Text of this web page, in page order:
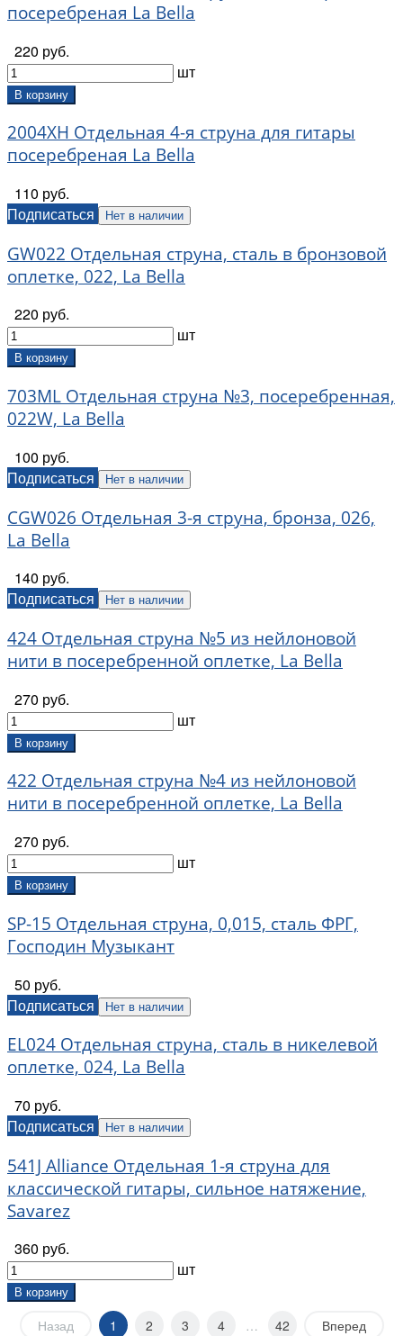
посеребреная La Bella
220 руб.
шт
В корзину
2004XH Отдельная 4-я струна для гитары
посеребреная La Bella
110 руб.
Подписаться
Нет в наличии
GW022 Отдельная струна, сталь в бронзовой
оплетке, 022, La Bella
220 руб.
шт
В корзину
703ML Отдельная струна №3, посеребренная,
022W, La Bella
100 руб.
Подписаться
Нет в наличии
CGW026 Отдельная 3-я струна, бронза, 026,
La Bella
140 руб.
Подписаться
Нет в наличии
424 Отдельная струна №5 из нейлоновой
нити в посеребренной оплетке, La Bella
270 руб.
шт
В корзину
422 Отдельная струна №4 из нейлоновой
нити в посеребренной оплетке, La Bella
270 руб.
шт
В корзину
SP-15 Отдельная струна, 0,015, сталь ФРГ,
Господин Музыкант
50 руб.
Подписаться
Нет в наличии
EL024 Отдельная струна, сталь в никелевой
оплетке, 024, La Bella
70 руб.
Подписаться
Нет в наличии
541J Alliance Отдельная 1-я струна для
классической гитары, сильное натяжение,
Savarez
360 руб.
шт
В корзину
Назад 1 2 3 4 … 42 Вперед